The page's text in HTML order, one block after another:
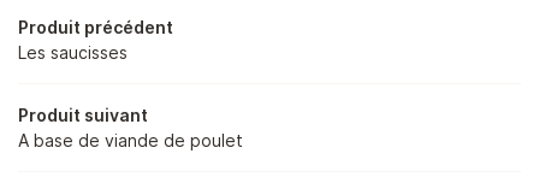
PRODUITS
EN IMAGES
Produit précédent
Les saucisses
Produit suivant
A base de viande de poulet